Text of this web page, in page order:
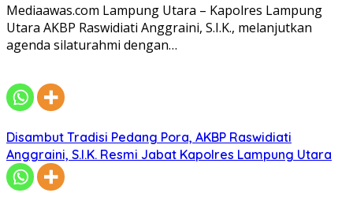
Mediaawas.com Lampung Utara – Kapolres Lampung
Utara AKBP Raswidiati Anggraini, S.I.K., melanjutkan
agenda silaturahmi dengan…
Disambut Tradisi Pedang Pora, AKBP Raswidiati
Anggraini, S.I.K. Resmi Jabat Kapolres Lampung Utara